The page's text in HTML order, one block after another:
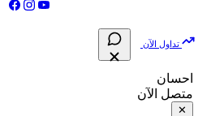
فحص الأسهم الأمريكية الشرعي
📈 حاسبة عائد التداول
📊 حاسبة الربح التراكمي
📅 المؤشرات الاقتصادية
سياسة تقييم الشركات
شركات التداول النصابة
الإبلاغ عن شركة نصابة
تداول الآن
احسان
متصل الآن
✕